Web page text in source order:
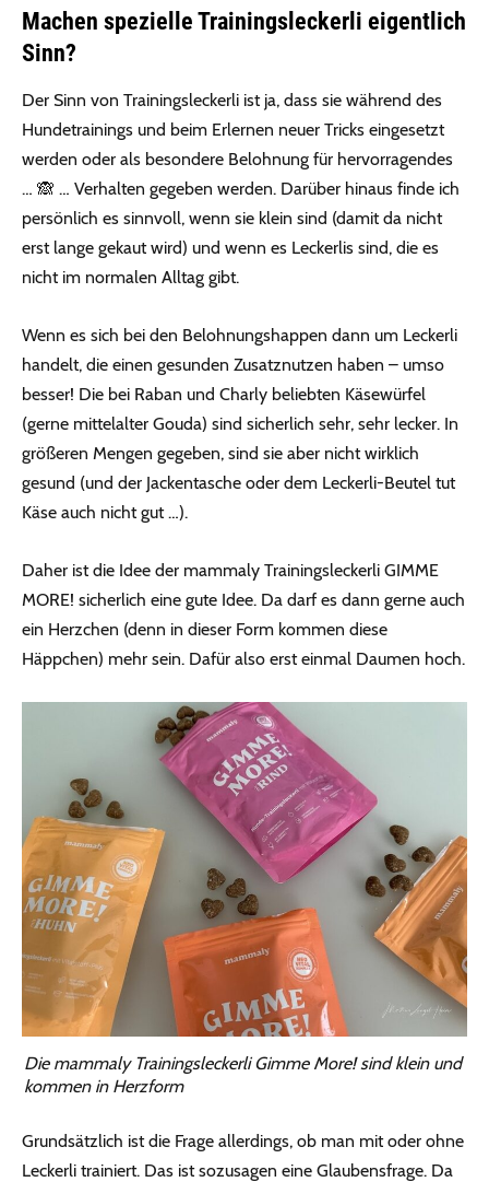
Machen spezielle Trainingsleckerli eigentlich
Sinn?
Der Sinn von Trainingsleckerli ist ja, dass sie während des
Hundetrainings und beim Erlernen neuer Tricks eingesetzt
werden oder als besondere Belohnung für hervorragendes
… 🙈 … Verhalten gegeben werden. Darüber hinaus finde ich
persönlich es sinnvoll, wenn sie klein sind (damit da nicht
erst lange gekaut wird) und wenn es Leckerlis sind, die es
nicht im normalen Alltag gibt.
Wenn es sich bei den Belohnungshappen dann um Leckerli
handelt, die einen gesunden Zusatznutzen haben – umso
besser! Die bei Raban und Charly beliebten Käsewürfel
(gerne mittelalter Gouda) sind sicherlich sehr, sehr lecker. In
größeren Mengen gegeben, sind sie aber nicht wirklich
gesund (und der Jackentasche oder dem Leckerli-Beutel tut
Käse auch nicht gut …).
Daher ist die Idee der mammaly Trainingsleckerli GIMME
MORE! sicherlich eine gute Idee. Da darf es dann gerne auch
ein Herzchen (denn in dieser Form kommen diese
Häppchen) mehr sein. Dafür also erst einmal Daumen hoch.
Die mammaly Trainingsleckerli Gimme More! sind klein und
kommen in Herzform
Grundsätzlich ist die Frage allerdings, ob man mit oder ohne
Leckerli trainiert. Das ist sozusagen eine Glaubensfrage. Da